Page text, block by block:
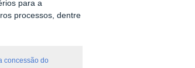
para a
processos, dentre
concessão do